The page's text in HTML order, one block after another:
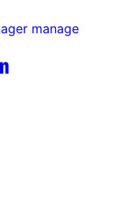
manage